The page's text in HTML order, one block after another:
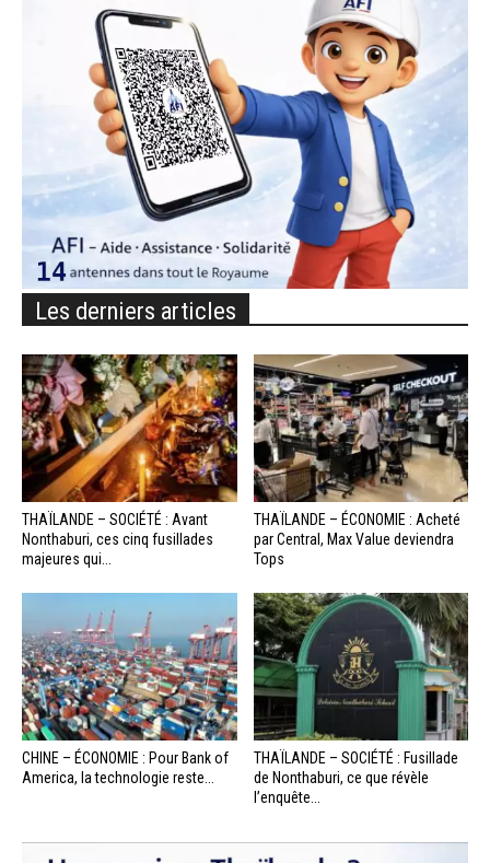
Les derniers articles
THAÏLANDE – SOCIÉTÉ : Avant
Nonthaburi, ces cinq fusillades
majeures qui...
THAÏLANDE – ÉCONOMIE : Acheté
par Central, Max Value deviendra
Tops
CHINE – ÉCONOMIE : Pour Bank of
America, la technologie reste...
THAÏLANDE – SOCIÉTÉ : Fusillade
de Nonthaburi, ce que révèle
l’enquête...